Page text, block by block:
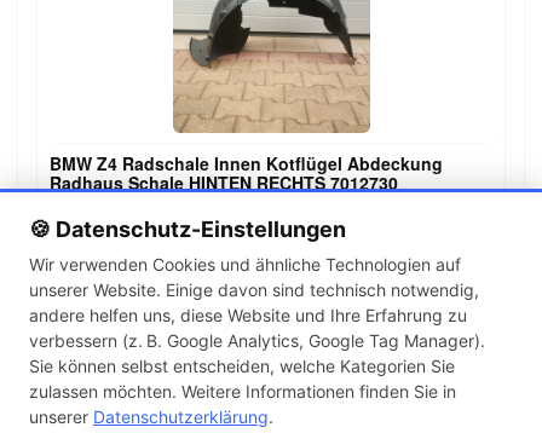
🍪 Datenschutz-Einstellungen
Wir verwenden Cookies und ähnliche Technologien auf
unserer Website. Einige davon sind technisch notwendig,
andere helfen uns, diese Website und Ihre Erfahrung zu
verbessern (z. B. Google Analytics, Google Tag Manager).
Sie können selbst entscheiden, welche Kategorien Sie
zulassen möchten. Weitere Informationen finden Sie in
unserer Datenschutzerklärung.
BMW Z4 Radschale Innen Kotflügel Abdeckung
Radhaus Schale HINTEN RECHTS 7012730
22,90 €
← 1 2 3 … 142 →
Artikel pro Seite